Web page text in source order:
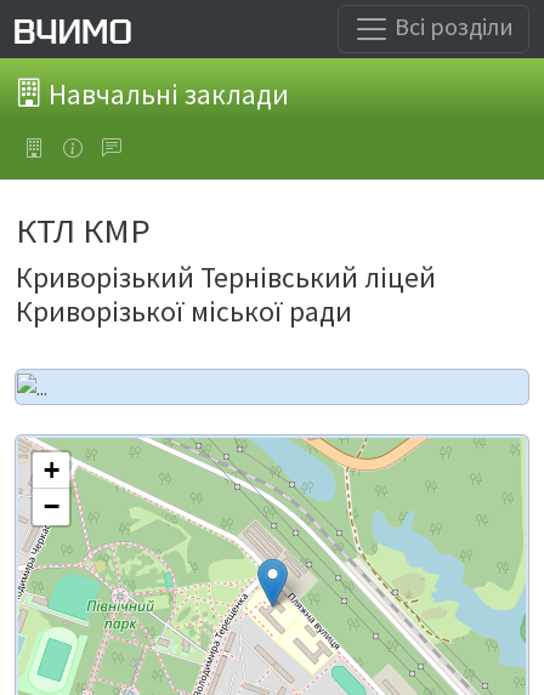
Всі розділи
Навчальні заклади
КТЛ КМР
Криворізький Тернівський ліцей
Криворізької міської ради
+
−